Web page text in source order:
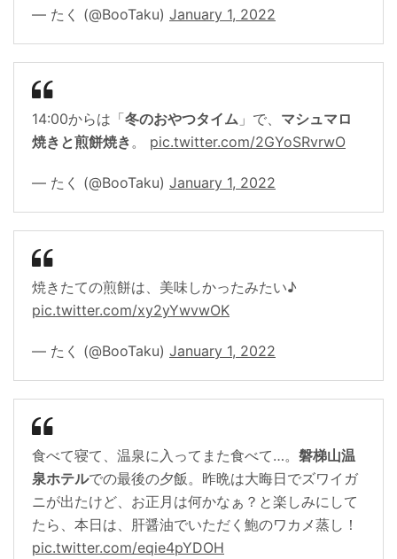
— たく (@BooTaku) January 1, 2022
14:00からは「冬のおやつタイム 」で、 マシュマロ
焼きと煎餅焼き。 pic.twitter.com/2GYoSRvrwO
— たく (@BooTaku) January 1, 2022
焼きたての煎餅は、美味しかったみたい♪
pic.twitter.com/xy2yYwvwOK
— たく (@BooTaku) January 1, 2022
食べて寝て、温泉に入ってまた食べて…。 磐梯山温
泉ホテルでの最後の夕飯。昨晩は大晦日でズワイガ
ニが出たけど、お正月は何かなぁ？と楽しみにして
たら、本日は、肝醤油でいただく鮑のワカメ蒸し！
pic.twitter.com/eqie4pYDOH